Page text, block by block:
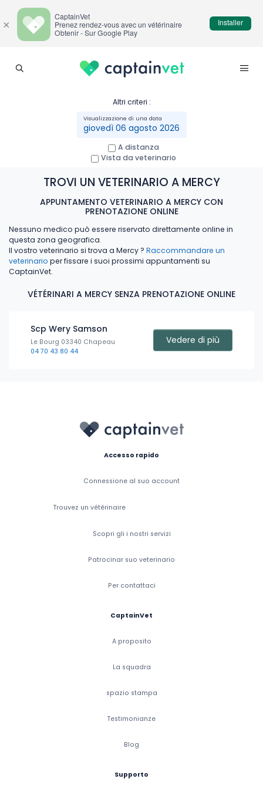
Altri criteri :
giovedì 06 agosto 2026
A distanza
Vista da veterinario
TROVI UN VETERINARIO A MERCY
APPUNTAMENTO VETERINARIO A MERCY CON
PRENOTAZIONE ONLINE
Nessuno medico può essere riservato direttamente online in
questa zona geografica.
Il vostro veterinario si trova a Mercy ? Raccommandare un
veterinario per fissare i suoi prossimi appuntamenti su
CaptainVet.
VÉTÉRINARI A MERCY SENZA PRENOTAZIONE ONLINE
Scp Wery Samson
Le Bourg 03340 Chapeau
04 70 43 80 44
Vedere di più
Accesso rapido
Connessione al suo account
Trouvez un vétérinaire
Scopri gli i nostri servizi
Patrocinar suo veterinario
Per contattaci
CaptainVet
A proposito
La squadra
spazio stampa
Testimonianze
Blog
Supporto
×
CaptainVet
Prenez rendez-vous avec un vétérinaire
Obtenir - Sur Google Play
Installer